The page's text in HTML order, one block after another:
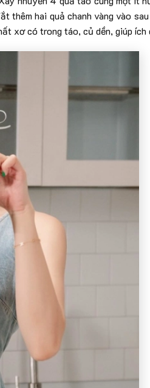
thêm hai quả chanh vàng vào
xơ có trong táo, củ dền, giúp ích